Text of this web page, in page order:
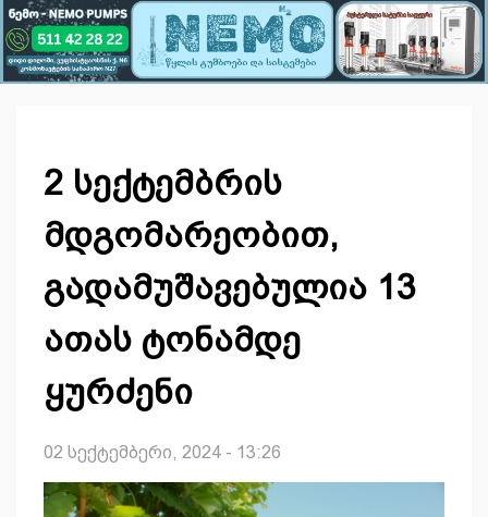
2 სექტემბრის
მდგომარეობით,
გადამუშავებულია 13
ათას ტონამდე
ყურძენი
02 სექტემბერი, 2024 - 13:26